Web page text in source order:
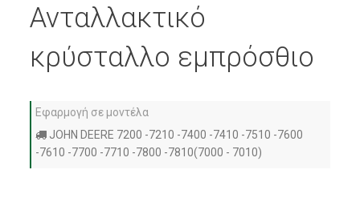
Ανταλλακτικό
κρύσταλλο εμπρόσθιο
Εφαρμογή σε μοντέλα
JOHN DEERE 7200 -7210 -7400 -7410 -7510 -7600
-7610 -7700 -7710 -7800 -7810(7000 - 7010)